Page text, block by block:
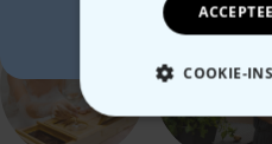
COOKIE-
Nee, ik hou